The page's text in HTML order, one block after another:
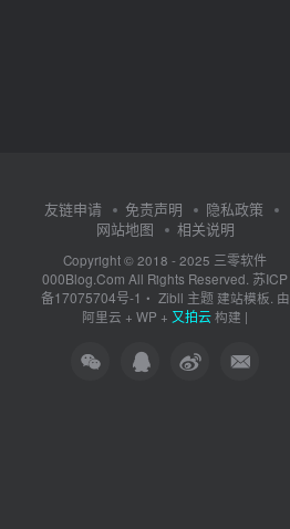
友链申请 免责声明
隐私政策
网站地图
相关说明
Copyright © 2018 - 2025 三零软件
000Blog.Com All Rights Reserved. 苏ICP
备17075704号-1 ・ Zibll 主题建站模板. 由
阿里云 + WP + 又拍云构建 |